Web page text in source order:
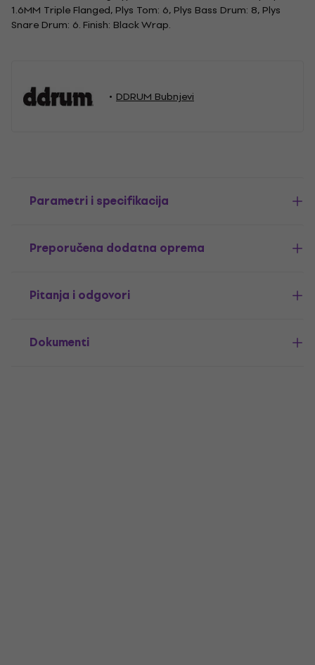
1.6MM Triple Flanged, Plys Tom: 6, Plys Bass Drum: 8, Plys
Snare Drum: 6. Finish: Black Wrap.
DDRUM Bubnjevi
Parametri i specifikacija
Preporučena dodatna oprema
Pitanja i odgovori
Dokumenti